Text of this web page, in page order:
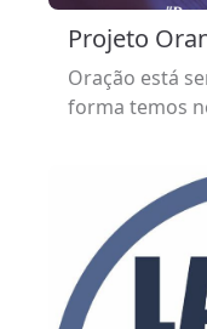
Projeto
Oração está
forma temos